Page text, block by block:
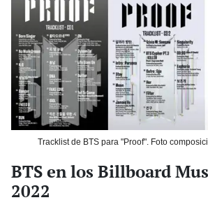
Tracklist de BTS para "Proof". Foto
BTS en los Billboard
2022